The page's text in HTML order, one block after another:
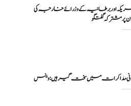
اور برطانیہ کے وزرائے خارجہ کی
پر مشترکہ گفتگو
مذاکرات میں سخت گیر ہیں: وینس